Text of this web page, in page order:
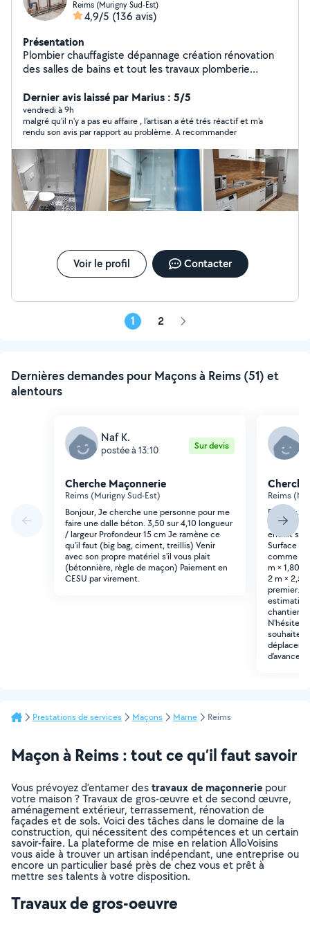
Reims (Murigny Sud-Est)
4,9/5 (136 avis)
Présentation
Plombier chauffagiste dépannage création rénovation
des salles de bains et tout les travaux plomberie
Dernier avis laissé par Marius : 5/5
vendredi à 9h
malgré qu'il n'y a pas eu affaire , l'artisan a été trés réactif et m'a
rendu son avis par rapport au problème. A recommander
Voir le profil Contacter
1 2 Page
Dernières demandes pour Maçons à Reims (51) et
alentours
Naf K.
postée à 13:10 Sur devis
Cherche Maçonnerie
Reims (Murigny Sud-Est)
Bonjour, Je cherche une personne pour me
faire une dalle béton. 3,50 sur 4,10 longueur
/ largeur Profondeur 15 cm Je ramène ce
qu'il faut (big bag, ciment, treillis) Venir
avec son propre matériel s'il vous plait
(bétonnière, règle de maçon) Paiement en
CESU par virement.
Reims
Bonjour,
personne
enduit sur
Surface
comme
m × 1,80
2 m ×
premier.
chantier
N'hésitez
souhaitez
déplacer
d'avance !
Prestations de services Maçons Marne Reims
Maçon à Reims : tout ce qu’il faut savoir
Vous prévoyez d’entamer destravaux de maçonnerie pour
votre maison ? Travaux de gros-œuvre et de second œuvre,
aménagement extérieur, terrassement, rénovation de
façades et de sols. Voici des tâches dans le domaine de la
construction, qui nécessitent des compétences et un certain
savoir-faire. La plateforme de mise en relation AlloVoisins
vous aide à trouver un artisan indépendant, une entreprise ou
encore un particulier basé près de chez vous et prêt à
mettre ses talents à votre disposition.
Travaux de gros-oeuvre